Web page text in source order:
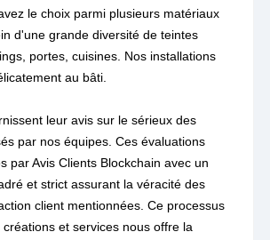
le choix parmi plusieurs matériaux
d'une grande diversité de teintes
portes, cuisines. Nos installations
au bâti.
leur avis sur le sérieux des
par nos équipes. Ces évaluations
par Avis Clients Blockchain avec un
et strict assurant la véracité des
client mentionnées. Ce processus
et services nous offre la